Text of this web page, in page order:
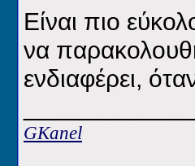
Είναι πιο
να
ενδιαφέρει,
GKanel